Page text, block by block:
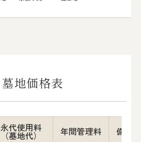
墓地価格表
永代使用料
（墓地代） 年間管理料 備考